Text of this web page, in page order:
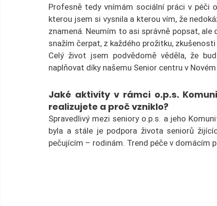
Profesně tedy vnímám sociální práci v péči
kterou jsem si vysnila a kterou vím, že
znamená. Neumím to asi správně popsat,
snažím čerpat, z každého prožitku,
Celý život jsem podvědomě věděla, že
naplňovat díky našemu Senior centru v
Jaké aktivity v rámci o.p.s.
realizujete a proč vzniklo?
Spravedlivý mezi seniory o.p.s. a jeho
byla a stále je podpora života seniorů
pečujícím – rodinám. Trend péče v